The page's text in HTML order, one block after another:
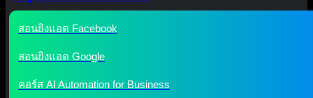
สอนยิงแอด Facebook
สอนยิงแอด Google
คอร์ส AI Automation for Business